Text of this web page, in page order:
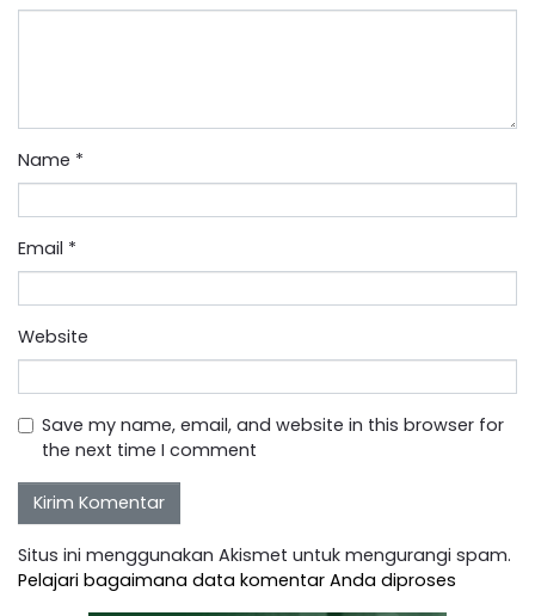
Name *
Email *
Website
Save my name, email, and website in this browser for
the next time I comment
Situs ini menggunakan Akismet untuk mengurangi spam.
Pelajari bagaimana data komentar Anda diproses